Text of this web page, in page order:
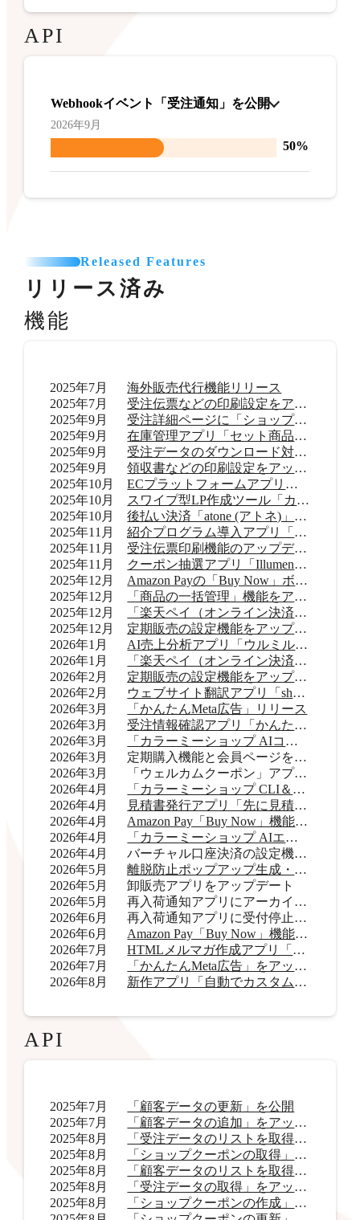
API
Webhookイベント「受注通知」を公開
2026年9月
50%
Released Features
リリース済み
機能
2025年7月
海外販売代行機能リリース
2025年7月
受注伝票などの印刷設定をアップデート
2025年9月
受注詳細ページに「ショップ内メモ」機能を追加
2025年9月
在庫管理アプリ「セット商品在庫管理 byらくらく在庫」リリース
2025年9月
受注データのダウンロード対応範囲を拡大
2025年9月
領収書などの印刷設定をアップデート
2025年10月
ECプラットフォームアプリ「TikTok shop」リリース
2025年10月
スワイプ型LP作成ツール「カラーミーモーションLP」提供開始
2025年10月
後払い決済「atone (アトネ)」提供開始
2025年11月
紹介プログラム導入アプリ「Letters（レターズ）」リリース
2025年11月
受注伝票印刷機能のアップデート
2025年11月
クーポン抽選アプリ「Illumenza Coupon （イルメンザ クーポン）」リリース
2025年12月
Amazon Payの「Buy Now」ボタンを提供開始
2025年12月
「商品の一括管理」機能をアップデート
2025年12月
「楽天ペイ（オンライン決済）」のバージョンアップ
2025年12月
定期販売の設定機能をアップデート
2026年1月
AI売上分析アプリ「ウルミル コンシェルジュ」リリース
2026年1月
「楽天ペイ（オンライン決済）」申込受付再開
2026年2月
定期販売の設定機能をアップデート
2026年2月
ウェブサイト翻訳アプリ「shutto翻訳」リリース
2026年3月
「かんたんMeta広告」リリース
2026年3月
受注情報確認アプリ「かんたん顧客対応」リリース
2026年3月
「カラーミーショップ AIコネクター」リリース
2026年3月
定期購入機能と会員ページをアップデート
2026年3月
「ウェルカムクーポン」アプリをアップデート
2026年4月
「カラーミーショップ CLI＆Skills」をリリース
2026年4月
見積書発行アプリ「先に見積くだサイ for カラーミーショップ」リリース
2026年4月
Amazon Pay「Buy Now」機能をアップデート
2026年4月
「カラーミーショップ AIエージェント」をリリース
2026年4月
バーチャル口座決済の設定機能をアップデート
2026年5月
離脱防止ポップアップ生成・表示アプリ「OneCatch」リリース
2026年5月
卸販売アプリをアップデート
2026年5月
再入荷通知アプリにアーカイブ機能を追加
2026年6月
再入荷通知アプリに受付停止表示機能を追加
2026年6月
Amazon Pay「Buy Now」機能をアップデート
2026年7月
HTMLメルマガ作成アプリ「AI HTMLメールマガジン」リリース
2026年7月
「かんたんMeta広告」をアップデート
2026年8月
新作アプリ「自動でカスタムラベル君」リリース
API
2025年7月
「顧客データの更新」を公開
2025年7月
「顧客データの追加」をアップデート
2025年8月
「受注データのリストを取得」をアップデート
2025年8月
「ショップクーポンの取得」をアップデート
2025年8月
「顧客データのリストを取得」をアップデート
2025年8月
「受注データの取得」をアップデート
2025年8月
「ショップクーポンの作成」を公開